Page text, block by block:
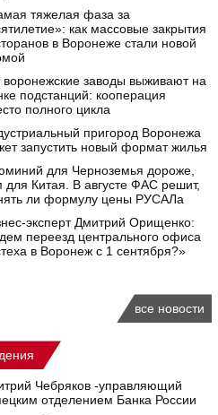
тяжелая фаза за
как массовые закрытия
в Воронеже стали новой
воронежские заводы выживают на
подстанций: кооперация
полного цикла
пригород Воронежа
запустить новый формат жилья
для Черноземья дороже,
для Китая. В августе ФАС решит,
ли формулу цены РУСАЛа
эксперт Дмитрий Орищенко:
переезд центрального офиса
в Воронеж с 1 сентября?»
все новости
Чебряков -управляющий
отделением Банка России